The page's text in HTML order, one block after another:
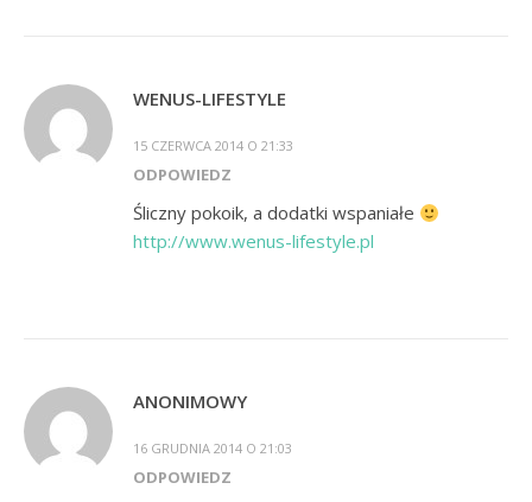
WENUS-LIFESTYLE
15 CZERWCA 2014 O 21:33
ODPOWIEDZ
Śliczny pokoik, a dodatki wspaniałe
http://www.wenus-lifestyle.pl
ANONIMOWY
16 GRUDNIA 2014 O 21:03
ODPOWIEDZ